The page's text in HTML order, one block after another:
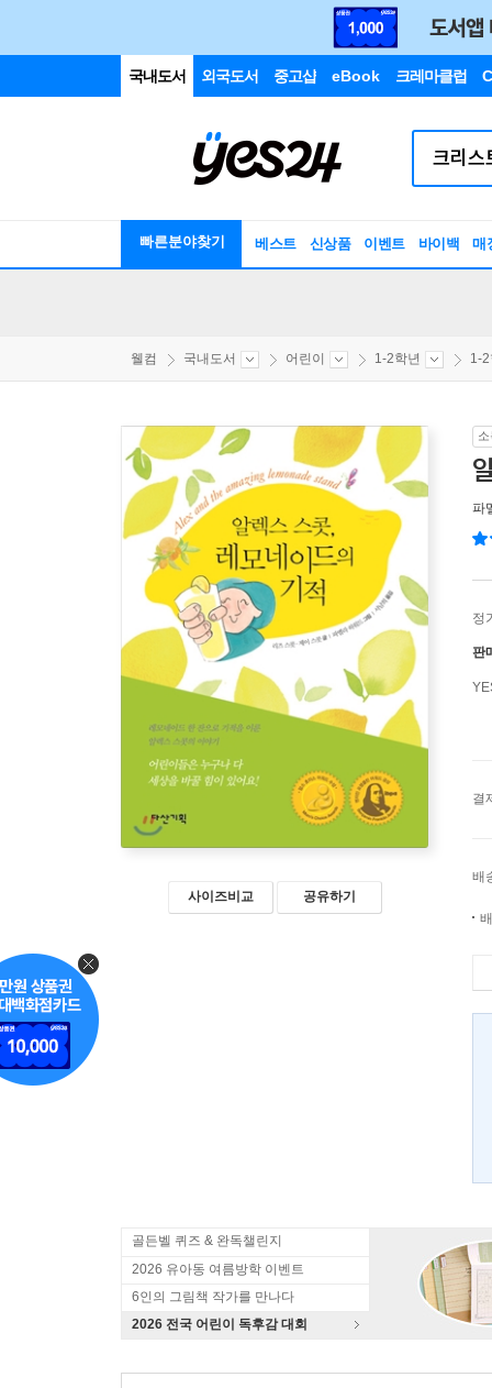
국내도서 외국도서 중고샵 eBook 크레마클럽
빠른분야찾기 베스트 신상품 이벤트 바이백 매
웰컴 국내도서 어린이 1-2학년 1-
사이즈비교 공유하기
파
정
판
결
배
골든벨 퀴즈 & 완독챌린지
2026 유아동 여름방학 이벤트
6인의 그림책 작가를 만나다
2026 전국 어린이 독후감 대회